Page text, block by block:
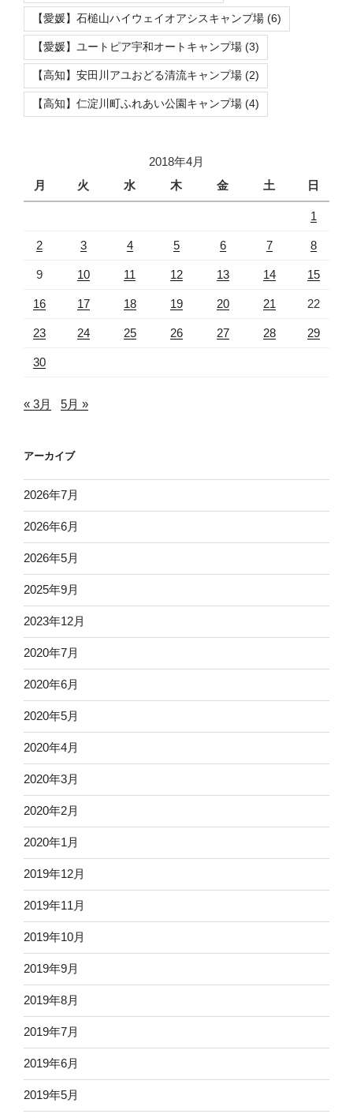
【愛媛】石槌山ハイウェイオアシスキャンプ場 (6)
【愛媛】ユートピア宇和オートキャンプ場 (3)
【高知】安田川アユおどる清流キャンプ場 (2)
【高知】仁淀川町ふれあい公園キャンプ場 (4)
2018年4月
月
火 水 木 金 土 日
1
2 3 4 5 6 7 8
9 10 11 12 13 14 15
16 17 18 19 20 21 22
23 24 25 26 27 28 29
30
« 3月 5月 »
アーカイブ
2026年7月
2026年6月
2026年5月
2025年9月
2023年12月
2020年7月
2020年6月
2020年5月
2020年4月
2020年3月
2020年2月
2020年1月
2019年12月
2019年11月
2019年10月
2019年9月
2019年8月
2019年7月
2019年6月
2019年5月